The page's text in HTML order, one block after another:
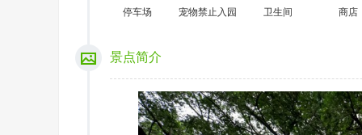
停车场 宠物禁止入园 卫生间 商店
景点简介